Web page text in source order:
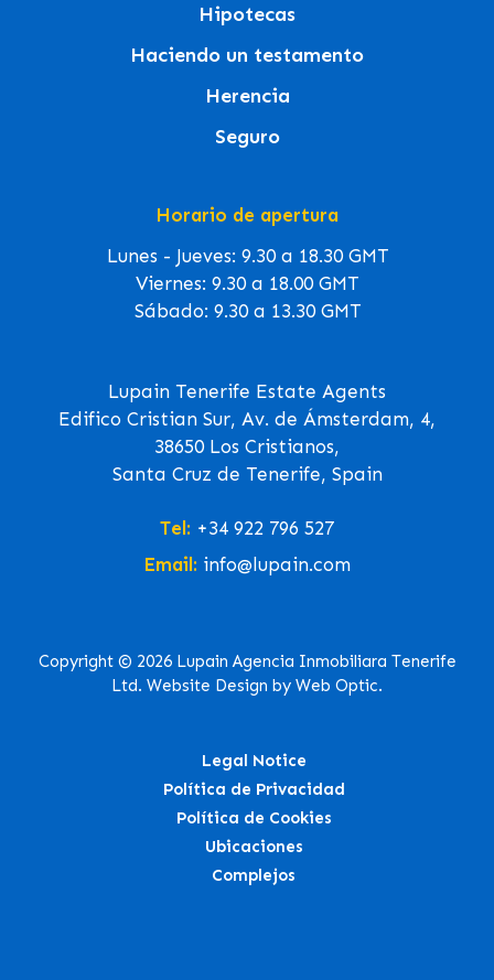
Hipotecas
Haciendo un testamento
Herencia
Seguro
Horario de apertura
Lunes - Jueves: 9.30 a 18.30 GMT
Viernes: 9.30 a 18.00 GMT
Sábado: 9.30 a 13.30 GMT
Lupain Tenerife Estate Agents
Edifico Cristian Sur, Av. de Ámsterdam, 4,
38650 Los Cristianos,
Santa Cruz de Tenerife, Spain
Tel: +34 922 796 527
Email: info@lupain.com
Copyright © 2026 Lupain Agencia Inmobiliara Tenerife
Ltd. Website Design by Web Optic.
Legal Notice
Política de Privacidad
Política de Cookies
Ubicaciones
Complejos